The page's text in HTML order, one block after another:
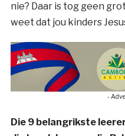
nie? Daar is tog geen
weet dat jou kinders
-
Die 9 belangrikste